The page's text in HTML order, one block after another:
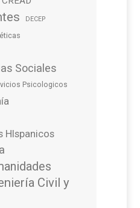
DECEP
Sociales
Psicologicos
HIspanicos
Civil y